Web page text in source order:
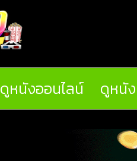
ดูหนังออนไลน์ ดูหนั